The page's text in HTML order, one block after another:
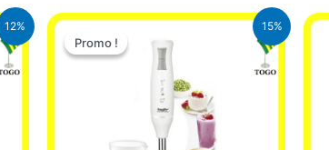
12% 15%
Promo !
Promo !
Le
initial
12.900 CFA.
Le
11.000 CFA.